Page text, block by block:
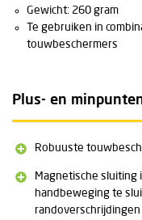
Gewicht: 260 gram
Te gebruiken in
touwbeschermers
Plus- en
Robuuste
Magnetische sluiting
handbeweging te
randoverschrijdingen